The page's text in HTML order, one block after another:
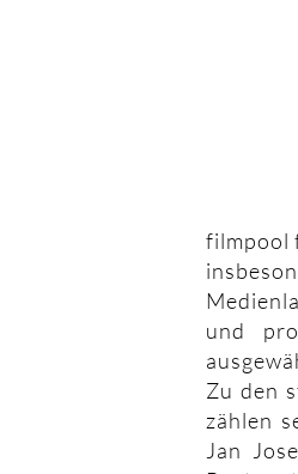
filmpool
und
Zu den
zählen
Jan